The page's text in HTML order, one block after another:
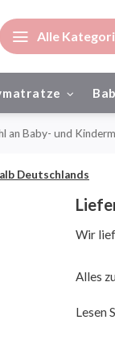
Alle
Baby- und
Deutschlands
Wir
Alles
Lesen